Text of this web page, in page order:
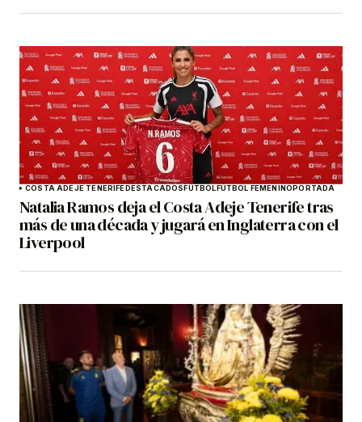
COSTA ADEJE TENERIFEDESTACADOSFÚTBOLFÚTBOL FEMENINOPORTADA
Natalia Ramos deja el Costa Adeje Tenerife tras
más de una década y jugará en Inglaterra con el
Liverpool